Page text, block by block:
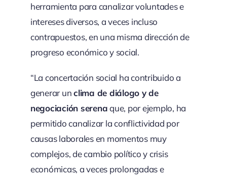
herramienta para canalizar voluntades e
intereses diversos, a veces incluso
contrapuestos, en una misma dirección de
progreso económico y social.
“La concertación social ha contribuido a
generar unclima de diálogo y de
negociación serenaque, por ejemplo, ha
permitido canalizar la conflictividad por
causas laborales en momentos muy
complejos, de cambio político y crisis
económicas, a veces prolongadas e